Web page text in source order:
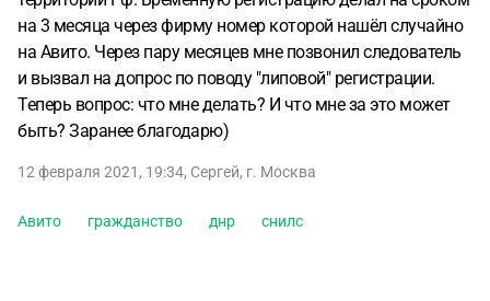
на 3 месяца через фирму номер которой нашёл случайно
на Авито. Через пару месяцев мне позвонил следователь
и вызвал на допрос по поводу "липовой" регистрации.
Теперь вопрос: что мне делать? И что мне за это может
быть? Заранее благодарю)
12 февраля 2021, 19:34, Сергей, г. Москва
Авито гражданство днр снилс